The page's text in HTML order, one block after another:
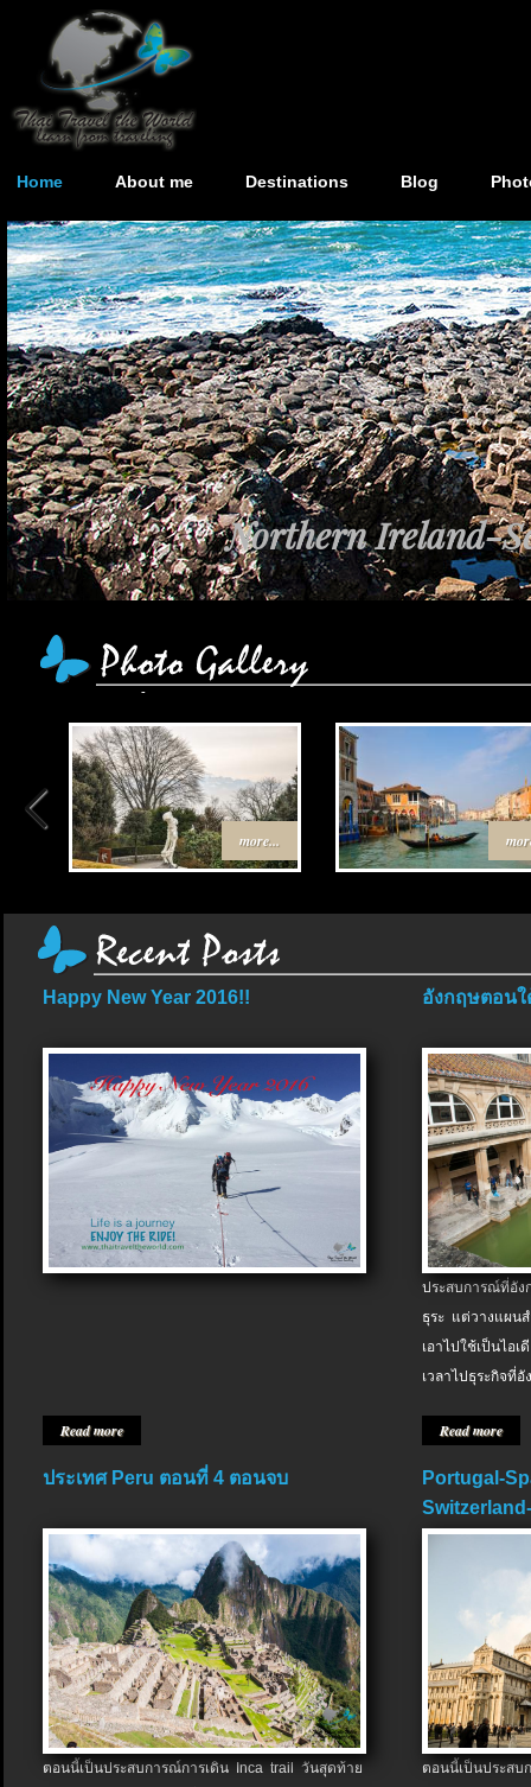
Home About me Destinations Blog
Northern Ireland-
more...
Happy New Year 2016!!
Read more
อังกฤษตอนใ
ประสบการณ์ที่อัง
ธุระ แต่วางแผน
เอาไปใช้เป็นไอ
เวลาไปธุระกิจที่อั
Read more
ประเทศ Peru ตอนที่ 4 ตอนจบ
ตอนนี้เป็นประสบการณ์การเดิน Inca trail วันสุดท้าย
Portugal-
ตอนนี้เป็นประส